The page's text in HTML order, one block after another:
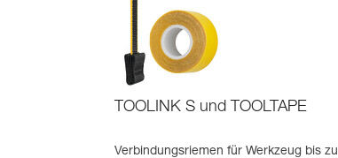
TOOLINK S und TOOLTAPE
Verbindungsriemen für Werkzeug bis zu